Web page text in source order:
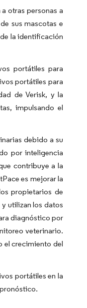
otras personas a
sus mascotas e
la identificación
portátiles para
portátiles para
de Verisk, y la
impulsando el
debido a su
por inteligencia
contribuye a la
es mejorar la
propietarios de
utilizan los datos
diagnóstico por
veterinario.
el crecimiento del
portátiles en la